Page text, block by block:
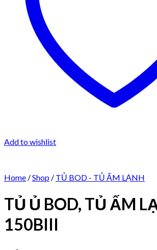
Add to wishlist
Home /Shop / TỦ BOD - TỦ ẤM LẠNH
TỦ Ủ BOD, TỦ ẤM
150BIII